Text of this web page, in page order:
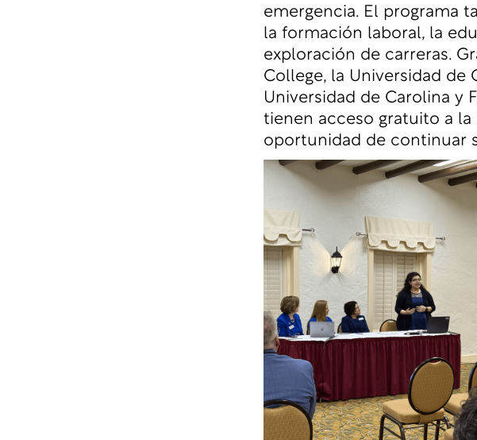
emergencia. El programa
la formación laboral, la
exploración de carreras.
College, la Universidad de
Universidad de Carolina y
tienen acceso gratuito a la
oportunidad de continuar